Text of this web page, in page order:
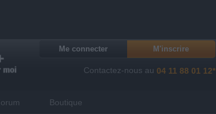
Me connecter M'inscrire
Contactez-nous au 04 11 88 01 12*
Boutique